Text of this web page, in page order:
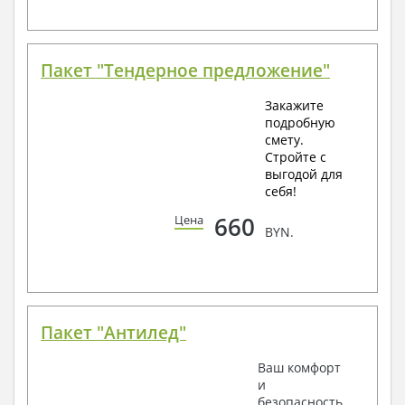
Пакет "Тендерное предложение"
Закажите
подробную
смету.
Стройте с
выгодой для
себя!
Цена 660 BYN.
Пакет "Антилед"
Ваш комфорт
и
безопасность